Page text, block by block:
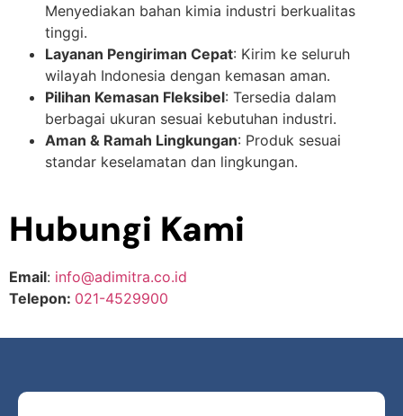
Menyediakan bahan kimia industri berkualitas
tinggi.
Layanan Pengiriman Cepat: Kirim ke seluruh
wilayah Indonesia dengan kemasan aman.
Pilihan Kemasan Fleksibel: Tersedia dalam
berbagai ukuran sesuai kebutuhan industri.
Aman & Ramah Lingkungan: Produk sesuai
standar keselamatan dan lingkungan.
Hubungi Kami
Email: info@adimitra.co.id
Telepon: 021-4529900